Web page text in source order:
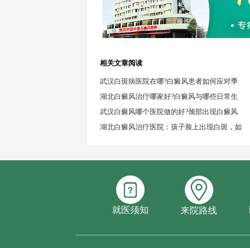
相关文章阅读
武汉白斑病医院在哪?白癜风患者如何应对季
湖北白癜风治疗哪家好?白癜风与哪些日常生
武汉白癜风哪个医院做的好?颈部出现白癜风
湖北白癜风治疗医院：孩子脸上出现白斑，如
就医须知 来院路线